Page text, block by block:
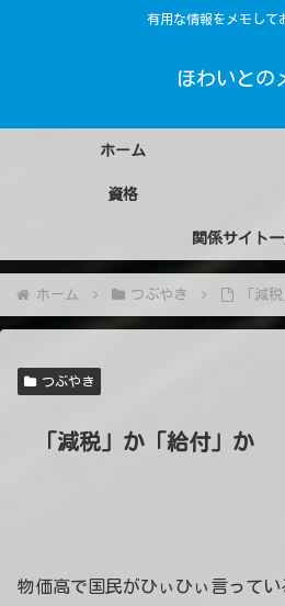
有用な情報をメモして
ほわいとの
ホーム
資格
関係サイト
ホーム つぶやき 「減
つぶやき
「減税」か「給付」か
物価高で国民がひぃひぃ言って